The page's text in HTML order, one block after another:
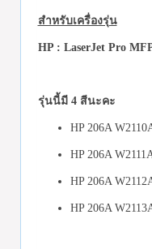
สำหรับเครื่องรุ่น
HP : LaserJet Pro
รุ่นนี้มี 4 สีนะคะ
HP 206A
HP 206A
HP 206A
HP 206A